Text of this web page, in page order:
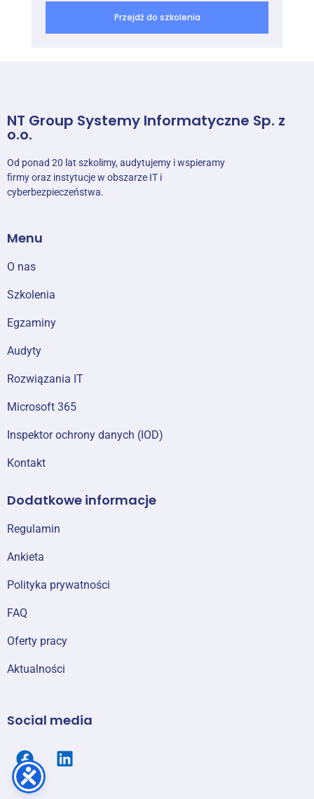
Przejdź do szkolenia
NT Group Systemy Informatyczne Sp. z
o.o.
Od ponad 20 lat szkolimy, audytujemy i wspieramy
firmy oraz instytucje w obszarze IT i
cyberbezpieczeństwa.
Menu
O nas
Szkolenia
Egzaminy
Audyty
Rozwiązania IT
Microsoft 365
Inspektor ochrony danych (IOD)
Kontakt
Dodatkowe informacje
Regulamin
Ankieta
Polityka prywatności
FAQ
Oferty pracy
Aktualności
Social media